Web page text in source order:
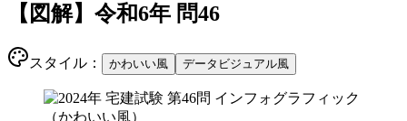
【図解】 令和6年 問46
スタイル： かわいい風 データビジュアル風